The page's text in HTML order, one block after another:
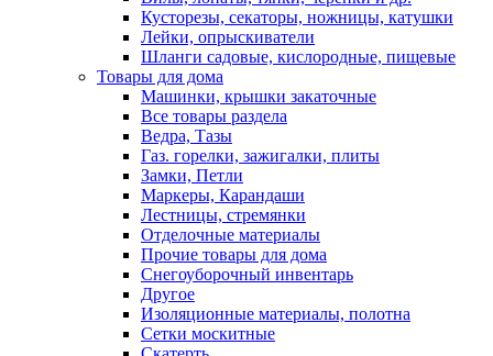
Кусторезы, секаторы, ножницы, катушки
Лейки, опрыскиватели
Шланги садовые, кислородные, пищевые
Товары для дома
Машинки, крышки закаточные
Все товары раздела
Ведра, Тазы
Газ. горелки, зажигалки, плиты
Замки, Петли
Маркеры, Карандаши
Лестницы, стремянки
Отделочные материалы
Прочие товары для дома
Снегоуборочный инвентарь
Другое
Изоляционные материалы, полотна
Сетки москитные